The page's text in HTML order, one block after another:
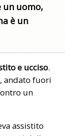
un uomo,
è un
e ucciso.
andato fuori
un
assistito